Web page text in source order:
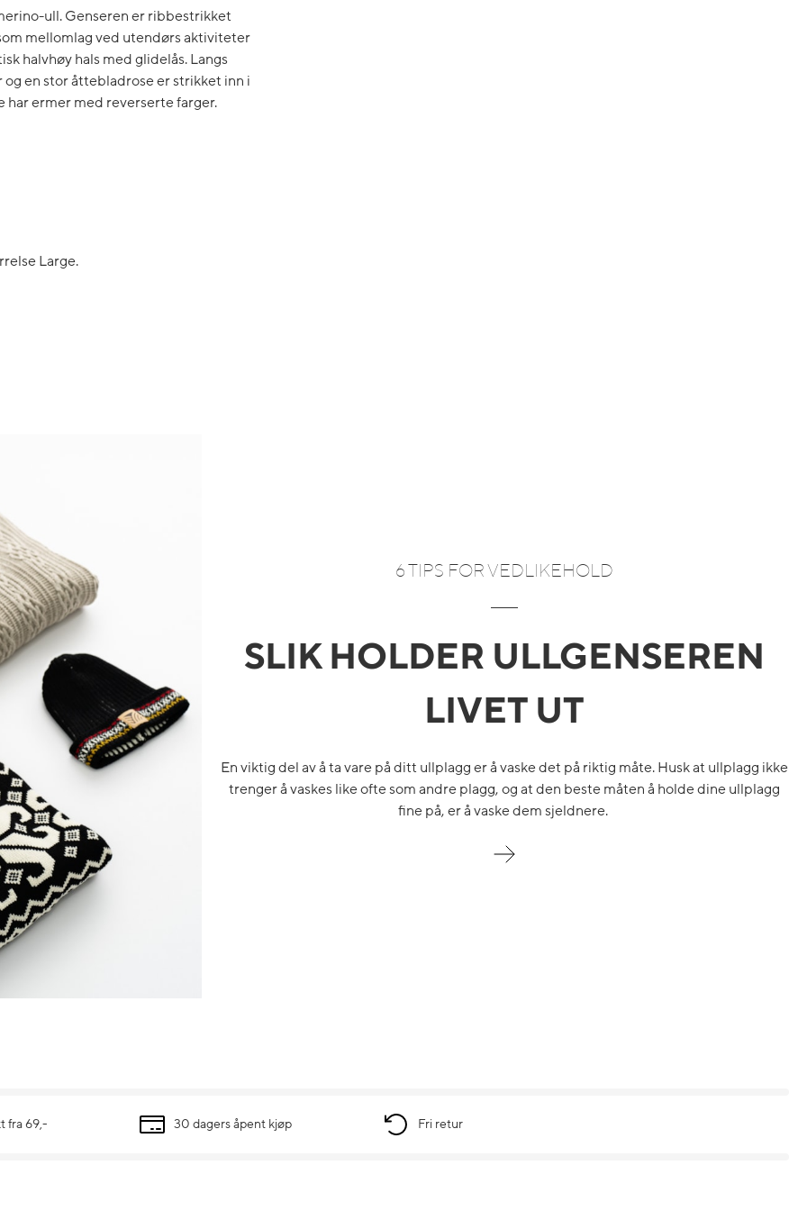
ull. Genseren er ribbestrikket
mellomlag ved utendørs aktiviteter
halvhøy hals med glidelås. Langs
en stor åttebladrose er strikket inn i
har ermer med reverserte farger.
Large.
6 TIPS FOR VEDLIKEHOLD
SLIK HOLDER ULLGENSEREN
LIVET UT
En viktig del av å ta vare på ditt ullplagg er å vaske det på riktig måte. Husk at ullplagg ikke
trenger å vaskes like ofte som andre plagg, og at den beste måten å holde dine ullplagg
fine på, er å vaske dem sjeldnere.
fra 69,- 30 dagers åpent kjøp Fri retur